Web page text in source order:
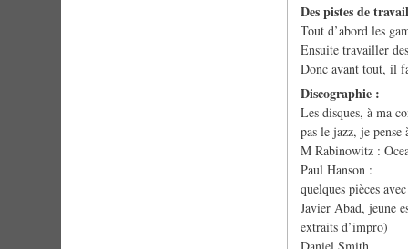
Des pistes de
Tout d’abord les
Ensuite travailler
Donc avant tout, il
Discographie :
Les disques, à ma
pas le jazz, je
M Rabinowitz :
Paul Hanson :
quelques pièces
Javier Abad, jeune
extraits d’impro)